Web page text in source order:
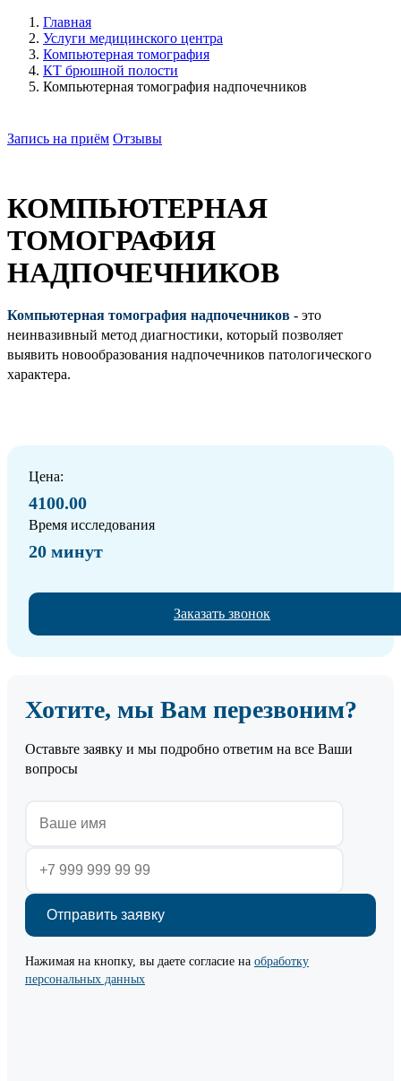
Главная
Услуги медицинского центра
Компьютерная томография
КТ брюшной полости
Компьютерная томография надпочечников
КОМПЬЮТЕРНАЯ
ТОМОГРАФИЯ
НАДПОЧЕЧНИКОВ
Запись на приём Отзывы
Компьютерная томография надпочечников - это
неинвазивный метод диагностики, который позволяет
выявить новообразования надпочечников патологического
характера.
Цена:
4100.00
Время исследования
20 минут
Заказать звонок
Хотите, мы Вам перезвоним?
Оставьте заявку и мы подробно ответим на все Ваши
вопросы
Нажимая на кнопку, вы даете согласие на обработку
персональных данных